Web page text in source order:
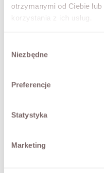
otrzymanymi od Ciebie
korzystania z ich usług.
zgody
Niezbędne
Preferencje
Statystyka
Marketing
- sheer material
- feminine V-neckline
- ruffles at the shoulders
The model is 173 cm tall
FABRIC /